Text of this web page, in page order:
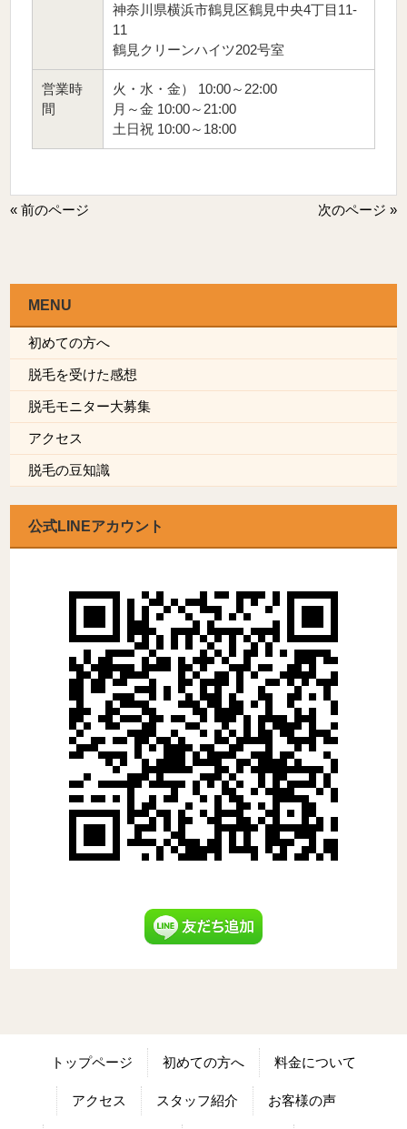
神奈川県横浜市鶴見区鶴見中央4丁目11-
11
鶴見クリーンハイツ202号室
営業時
間
火・水・金） 10:00～22:00
月～金 10:00～21:00
土日祝 10:00～18:00
« 前のページ 次のページ »
MENU
初めての方へ
脱毛を受けた感想
脱毛モニター大募集
アクセス
脱毛の豆知識
公式LINEアカウント
トップページ 初めての方へ 料金について
アクセス スタッフ紹介 お客様の声